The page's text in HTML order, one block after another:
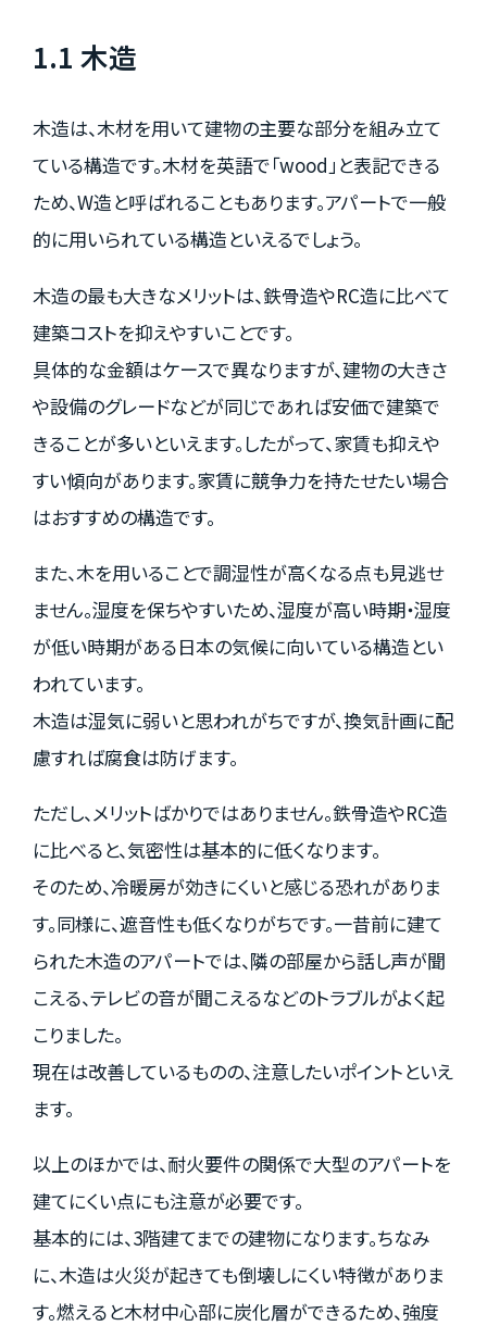
1.1 木造
木造は、木材を用いて建物の主要な部分を組み立て
ている構造です。木材を英語で「wood」と表記できる
ため、W造と呼ばれることもあります。アパートで一般
的に用いられている構造といえるでしょう。
木造の最も大きなメリットは、鉄骨造やRC造に比べて
建築コストを抑えやすいことです。
具体的な金額はケースで異なりますが、建物の大きさ
や設備のグレードなどが同じであれば安価で建築で
きることが多いといえます。したがって、家賃も抑えや
すい傾向があります。家賃に競争力を持たせたい場合
はおすすめの構造です。
また、木を用いることで調湿性が高くなる点も見逃せ
ません。湿度を保ちやすいため、湿度が高い時期・湿度
が低い時期がある日本の気候に向いている構造とい
われています。
木造は湿気に弱いと思われがちですが、換気計画に配
慮すれば腐食は防げます。
ただし、メリットばかりではありません。鉄骨造やRC造
に比べると、気密性は基本的に低くなります。
そのため、冷暖房が効きにくいと感じる恐れがありま
す。同様に、遮音性も低くなりがちです。一昔前に建て
られた木造のアパートでは、隣の部屋から話し声が聞
こえる、テレビの音が聞こえるなどのトラブルがよく起
こりました。
現在は改善しているものの、注意したいポイントといえ
ます。
以上のほかでは、耐火要件の関係で大型のアパートを
建てにくい点にも注意が必要です。
基本的には、3階建てまでの建物になります。ちなみ
に、木造は火災が起きても倒壊しにくい特徴がありま
す。燃えると木材中心部に炭化層ができるため、強度